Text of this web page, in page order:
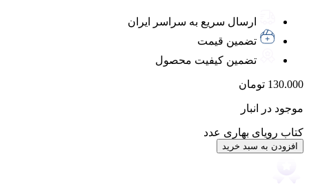
ارسال سریع به سراسر ایران
تضمین قیمت
تضمین کیفیت محصول
130.000 تومان
موجود در انبار
کتاب رویای بهاری عدد
افزودن به سبد خرید